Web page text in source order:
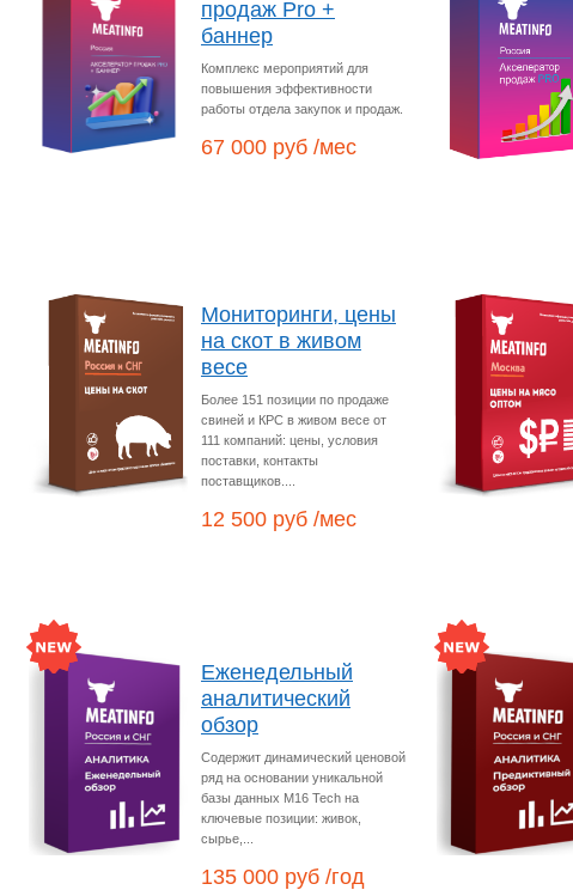
продаж Pro +
баннер
Комплекс мероприятий для
повышения эффективности
работы отдела закупок и продаж.
67 000 руб /мес
Мониторинги, цены
на скот в живом
весе
Более 151 позиции по продаже
свиней и КРС в живом весе от
111 компаний: цены, условия
поставки, контакты
поставщиков....
12 500 руб /мес
Еженедельный
аналитический
обзор
Содержит динамический ценовой
ряд на основании уникальной
базы данных M16 Tech на
ключевые позиции: живок,
сырье,...
135 000 руб /год